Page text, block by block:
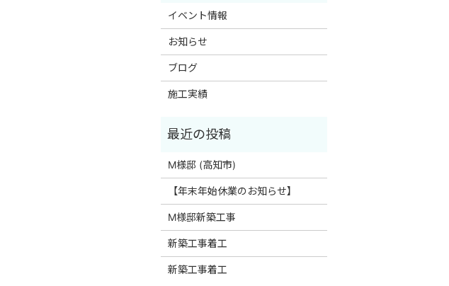
イベント情報
お知らせ
ブログ
施工実績
M様邸 (高知市)
【年末年始休業のお知らせ】
M様邸新築工事
新築工事着工
新築工事着工